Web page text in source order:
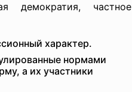
демократия, частное
характер.
нормами
а их участники